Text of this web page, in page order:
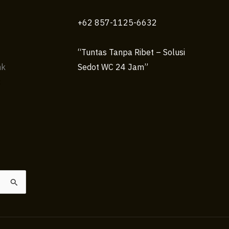
+62 857-1125-6632
“Tuntas Tanpa Ribet – Solusi
Sedot WC 24 Jam”